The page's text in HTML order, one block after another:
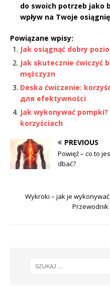
do swoich potrzeb jako
wpływ na Twoje
Powiązane wpisy:
Jak osiągnąć dobry
Jak skutecznie ćwiczyć
mężczyzn
Deska ćwiczenie:
для efektywności
Jak wykonywać
korzyściach
PREVIOUS
Powięź – co to
dbać?
Wykroki – jak je
Przewodnik